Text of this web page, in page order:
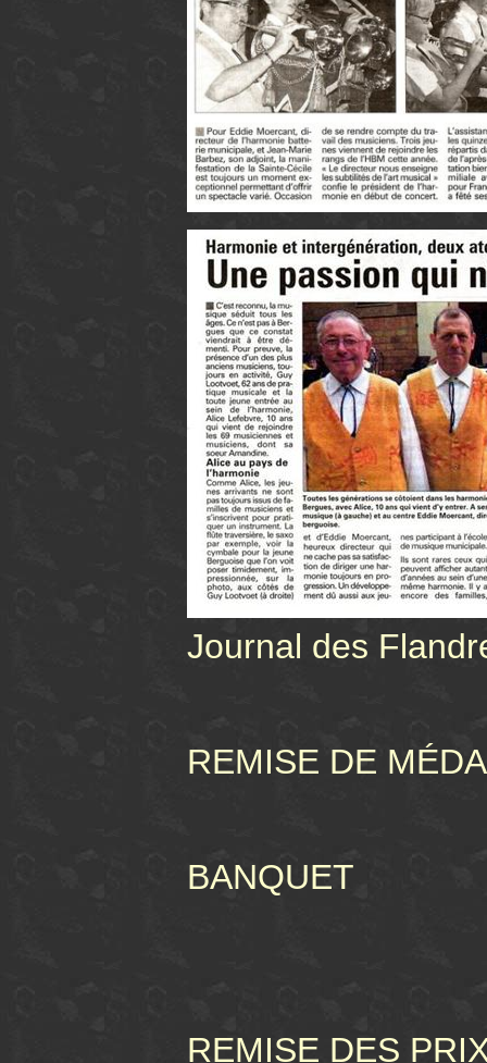
Journal des
REMISE DE
BANQUET
REMISE DES